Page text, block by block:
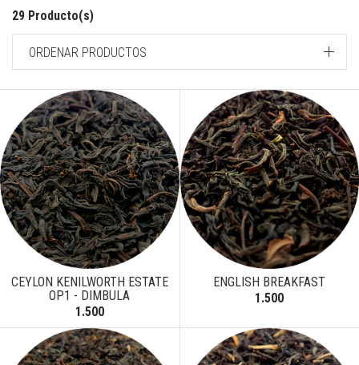
29 Producto(s)
ORDENAR PRODUCTOS
CEYLON KENILWORTH ESTATE
OP1 - DIMBULA
1.500
ENGLISH BREAKFAST
1.500